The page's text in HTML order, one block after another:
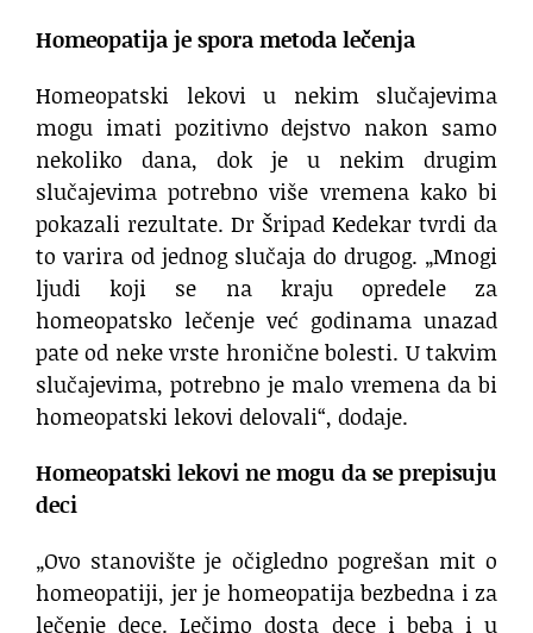
Homeopatija je spora metoda lečenja
Homeopatski lekovi u nekim slučajevima
mogu imati pozitivno dejstvo nakon samo
nekoliko dana, dok je u nekim drugim
slučajevima potrebno više vremena kako bi
pokazali rezultate. Dr Šripad Kedekar tvrdi da
to varira od jednog slučaja do drugog. „Mnogi
ljudi koji se na kraju opredele za
homeopatsko lečenje već godinama unazad
pate od neke vrste hronične bolesti. U takvim
slučajevima, potrebno je malo vremena da bi
homeopatski lekovi delovali“, dodaje.
Homeopatski lekovi ne mogu da se prepisuju
deci
„Ovo stanovište je očigledno pogrešan mit o
homeopatiji, jer je homeopatija bezbedna i za
lečenje dece. Lečimo dosta dece i beba i u